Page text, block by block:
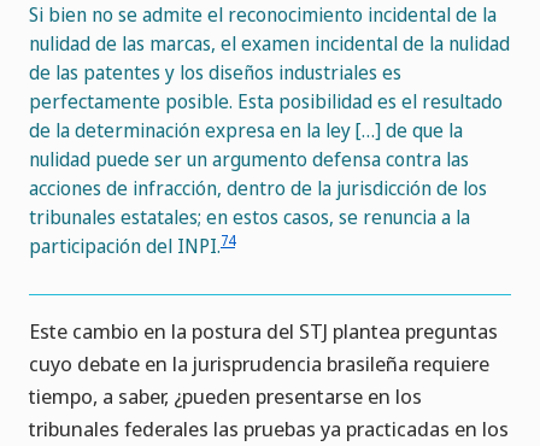
Si bien no se admite el reconocimiento incidental de la
nulidad de las marcas, el examen incidental de la nulidad
de las patentes y los diseños industriales es
perfectamente posible. Esta posibilidad es el resultado
de la determinación expresa en la ley […] de que la
nulidad puede ser un argumento defensa contra las
acciones de infracción, dentro de la jurisdicción de los
tribunales estatales; en estos casos, se renuncia a la
participación del INPI.74
Este cambio en la postura del STJ plantea preguntas
cuyo debate en la jurisprudencia brasileña requiere
tiempo, a saber, ¿pueden presentarse en los
tribunales federales las pruebas ya practicadas en los